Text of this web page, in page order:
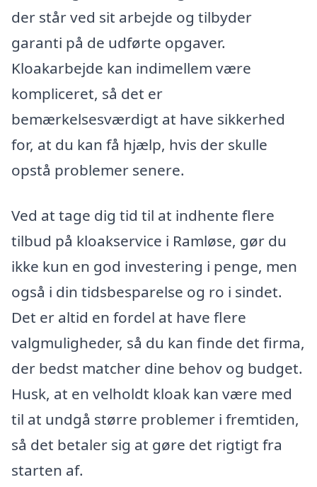
der står ved sit arbejde og tilbyder
garanti på de udførte opgaver.
Kloakarbejde kan indimellem være
kompliceret, så det er
bemærkelsesværdigt at have sikkerhed
for, at du kan få hjælp, hvis der skulle
opstå problemer senere.
Ved at tage dig tid til at indhente flere
tilbud på kloakservice i Ramløse, gør du
ikke kun en god investering i penge, men
også i din tidsbesparelse og ro i sindet.
Det er altid en fordel at have flere
valgmuligheder, så du kan finde det firma,
der bedst matcher dine behov og budget.
Husk, at en velholdt kloak kan være med
til at undgå større problemer i fremtiden,
så det betaler sig at gøre det rigtigt fra
starten af.